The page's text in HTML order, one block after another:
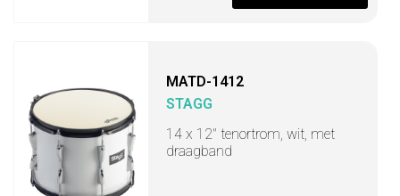
MATD-1412
STAGG
14 x 12" tenortrom, wit, met
draagband